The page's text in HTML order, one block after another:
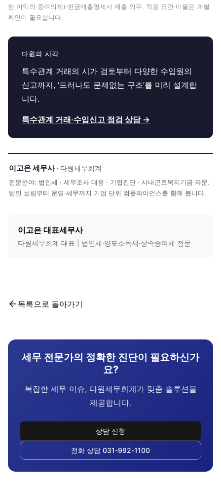
한 이익의 증여의제)·현금매출명세서 제출 의무. 적용 요건·비율은 개별
확인이 필요합니다.
다원의 시각
특수관계 거래의 시가 검토부터 다양한 수입원의
신고까지, ‘드러나도 문제없는 구조’를 미리 설계합
니다.
특수관계 거래·수입신고 점검 상담 →
이고은 세무사· 다원세무회계
전문분야: 법인세 · 세무조사 대응 · 기업진단 · 사내근로복지기금 자문.
법인 설립부터 운영·세무까지 기업 단위 컴플라이언스를 함께 봅니다.
이고은 대표세무사
다원세무회계 대표 | 법인세·양도소득세·상속증여세 전문
목록으로 돌아가기
세무 전문가의 정확한 진단이 필요하신가
요?
복잡한 세무 이슈, 다원세무회계가 맞춤 솔루션을
제공합니다.
상담 신청
전화 상담 031-992-1100